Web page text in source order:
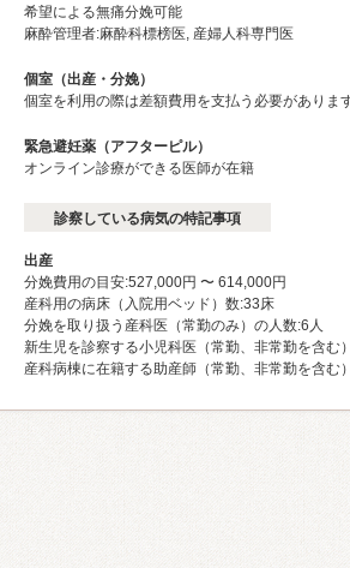
希望による無痛分娩可能
麻酔管理者:麻酔科標榜医, 産婦人科専門医
個室（出産・分娩）
個室を利用の際は差額費用を支払う必要があります
緊急避妊薬（アフターピル）
オンライン診療ができる医師が在籍
診察している病気の特記事項
出産
分娩費用の目安:527,000円 〜 614,000円
産科用の病床（入院用ベッド）数:33床
分娩を取り扱う産科医（常勤のみ）の人数:6⼈
新生児を診察する小児科医（常勤、非常勤を含む
産科病棟に在籍する助産師（常勤、非常勤を含む